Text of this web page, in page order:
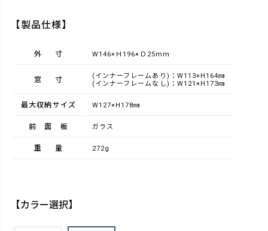
【製品仕様】
外寸 W146×Ｈ196×Ｄ25ｍｍ
窓寸
(インナーフレームあり)：W113×H164㎜
(インナーフレームなし)：W121×H173㎜
最大収納サイズ W127×H178㎜
前面板 ガラス
重量 272g
【カラー選択】